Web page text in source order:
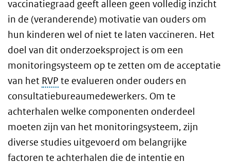
vaccinatiegraad geeft alleen geen volledig inzicht
in de (veranderende) motivatie van ouders om
hun kinderen wel of niet te laten vaccineren. Het
doel van dit onderzoeksproject is om een
monitoringsysteem op te zetten om de acceptatie
van het RVP te evalueren onder ouders en
consultatiebureaumedewerkers. Om te
achterhalen welke componenten onderdeel
moeten zijn van het monitoringsysteem, zijn
diverse studies uitgevoerd om belangrijke
factoren te achterhalen die de intentie en